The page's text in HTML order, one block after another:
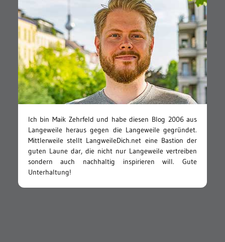
Ich bin Maik Zehrfeld und habe diesen Blog 2006 aus
Langeweile heraus gegen die Langeweile gegründet.
Mittlerweile stellt LangweileDich.net eine Bastion der
guten Laune dar, die nicht nur Langeweile vertreiben
sondern auch nachhaltig inspirieren will. Gute
Unterhaltung!